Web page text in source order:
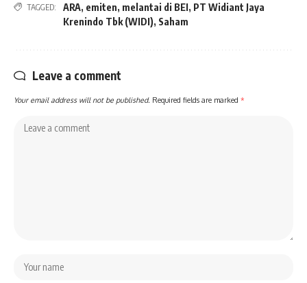
TAGGED: ARA, emiten, melantai di BEI, PT Widiant Jaya
Krenindo Tbk (WIDI), Saham
Leave a comment
Your email address will not be published. Required fields are marked *